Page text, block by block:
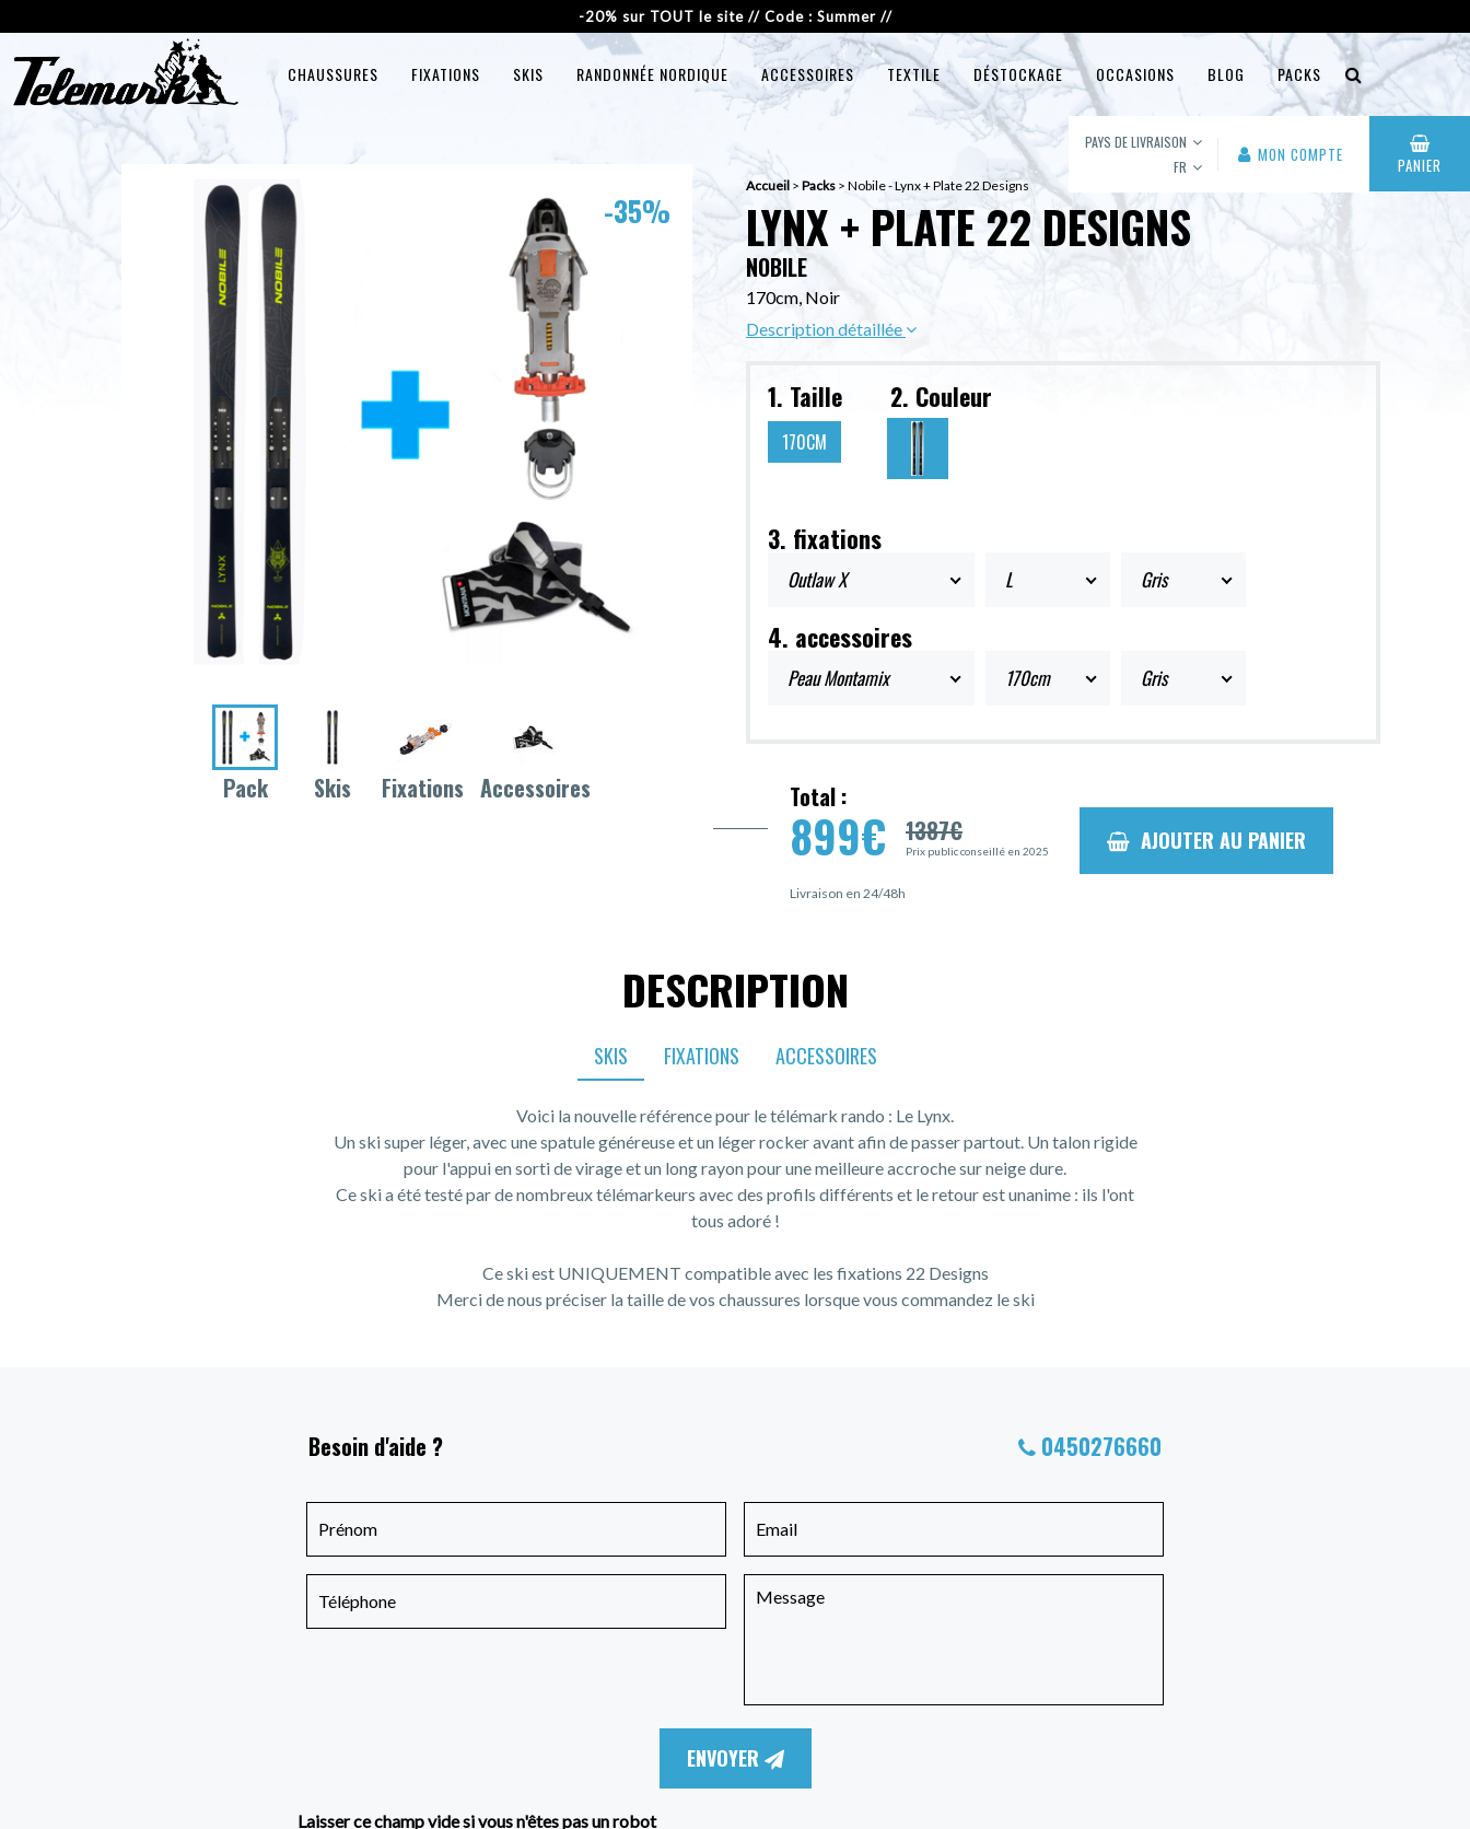
-20% sur TOUT le site // Code : Summer //
CHAUSSURES FIXATIONS SKIS RANDONNÉE NORDIQUE ACCESSOIRES TEXTILE DÉSTOCKAGE OCCASIONS BLOG PACKS
PAYS DE LIVRAISON
FR
MON COMPTE PANIER
-35%
Pack Skis Fixations Accessoires
Accueil > Packs > Nobile - Lynx + Plate 22 Designs
LYNX + PLATE 22 DESIGNS
NOBILE
170cm, Noir
Description détaillée
1. Taille
170CM
2. Couleur
3. fixations
Outlaw X L Gris
4. accessoires
Peau Montamix 170cm Gris
Total :
899€ 1387€
Prix public conseillé en 2025 AJOUTER AU PANIER
Livraison en 24/48h
DESCRIPTION
SKIS FIXATIONS ACCESSOIRES
Voici la nouvelle référence pour le télémark rando : Le Lynx.
Un ski super léger, avec une spatule généreuse et un léger rocker avant afin de passer partout. Un talon rigide
pour l'appui en sorti de virage et un long rayon pour une meilleure accroche sur neige dure.
Ce ski a été testé par de nombreux télémarkeurs avec des profils différents et le retour est unanime : ils l'ont
tous adoré !
Ce ski est UNIQUEMENT compatible avec les fixations 22 Designs
Merci de nous préciser la taille de vos chaussures lorsque vous commandez le ski
Besoin d'aide ? 0450276660
ENVOYER
Laisser ce champ vide si vous n'êtes pas un robot